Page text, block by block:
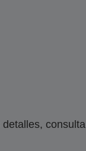
consulta